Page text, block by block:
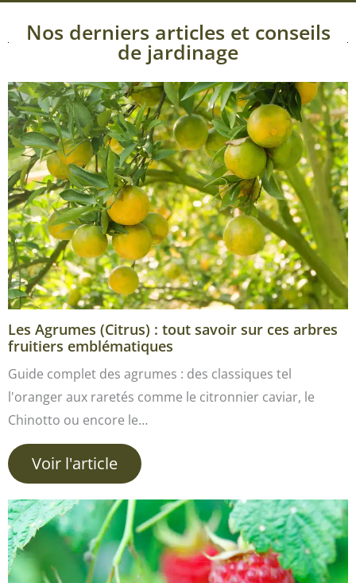
Nos derniers articles et conseils
de jardinage
Les Agrumes (Citrus) : tout savoir sur ces arbres
fruitiers emblématiques
Guide complet des agrumes : des classiques tel
l'oranger aux raretés comme le citronnier caviar, le
Chinotto ou encore le…
Voir l'article